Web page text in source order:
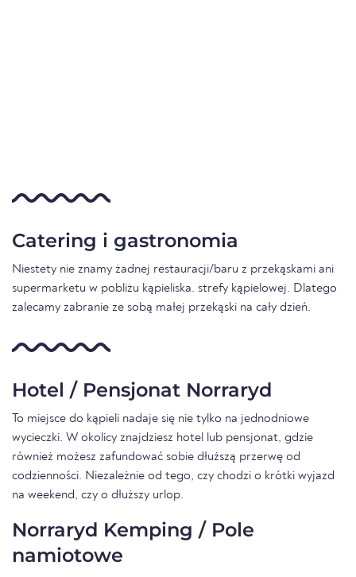
Catering i gastronomia
Niestety nie znamy żadnej restauracji/baru z przekąskami ani
supermarketu w pobliżu kąpieliska. strefy kąpielowej. Dlatego
zalecamy zabranie ze sobą małej przekąski na cały dzień.
Hotel / Pensjonat Norraryd
To miejsce do kąpieli nadaje się nie tylko na jednodniowe
wycieczki. W okolicy znajdziesz hotel lub pensjonat, gdzie
również możesz zafundować sobie dłuższą przerwę od
codzienności. Niezależnie od tego, czy chodzi o krótki wyjazd
na weekend, czy o dłuższy urlop.
Norraryd Kemping / Pole
namiotowe